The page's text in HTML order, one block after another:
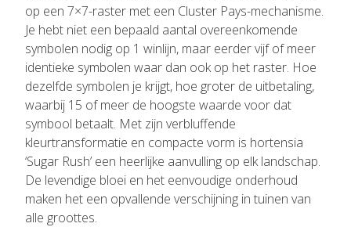
op een 7×7-raster met een Cluster Pays-mechanisme.
Je hebt niet een bepaald aantal overeenkomende
symbolen nodig op 1 winlijn, maar eerder vijf of meer
identieke symbolen waar dan ook op het raster. Hoe
dezelfde symbolen je krijgt, hoe groter de uitbetaling,
waarbij 15 of meer de hoogste waarde voor dat
symbool betaalt. Met zijn verbluffende
kleurtransformatie en compacte vorm is hortensia
‘Sugar Rush’ een heerlijke aanvulling op elk landschap.
De levendige bloei en het eenvoudige onderhoud
maken het een opvallende verschijning in tuinen van
alle groottes.